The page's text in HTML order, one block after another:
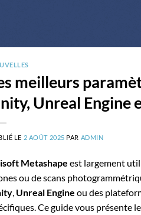
meilleurs
Unreal Engine
LE 2 AOÛT 2025 PAR ADMIN
Metashape est largement
ou de scans
Unreal Engine ou des
Ce guide vous présente